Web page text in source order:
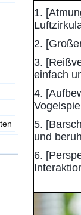
1.
2.
3.
einfach
4.
5.
und
6.